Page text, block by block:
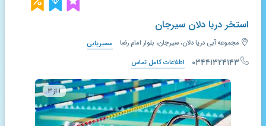
استخر دریا دلان سیرجان
مجموعه آبی دریا دلان، سیرجان، بلوار امام رضا مسیریابی
۰۳۴۴۱۳۲۴۱۴۳ اطلاعات کامل تماس
۱ از ۳